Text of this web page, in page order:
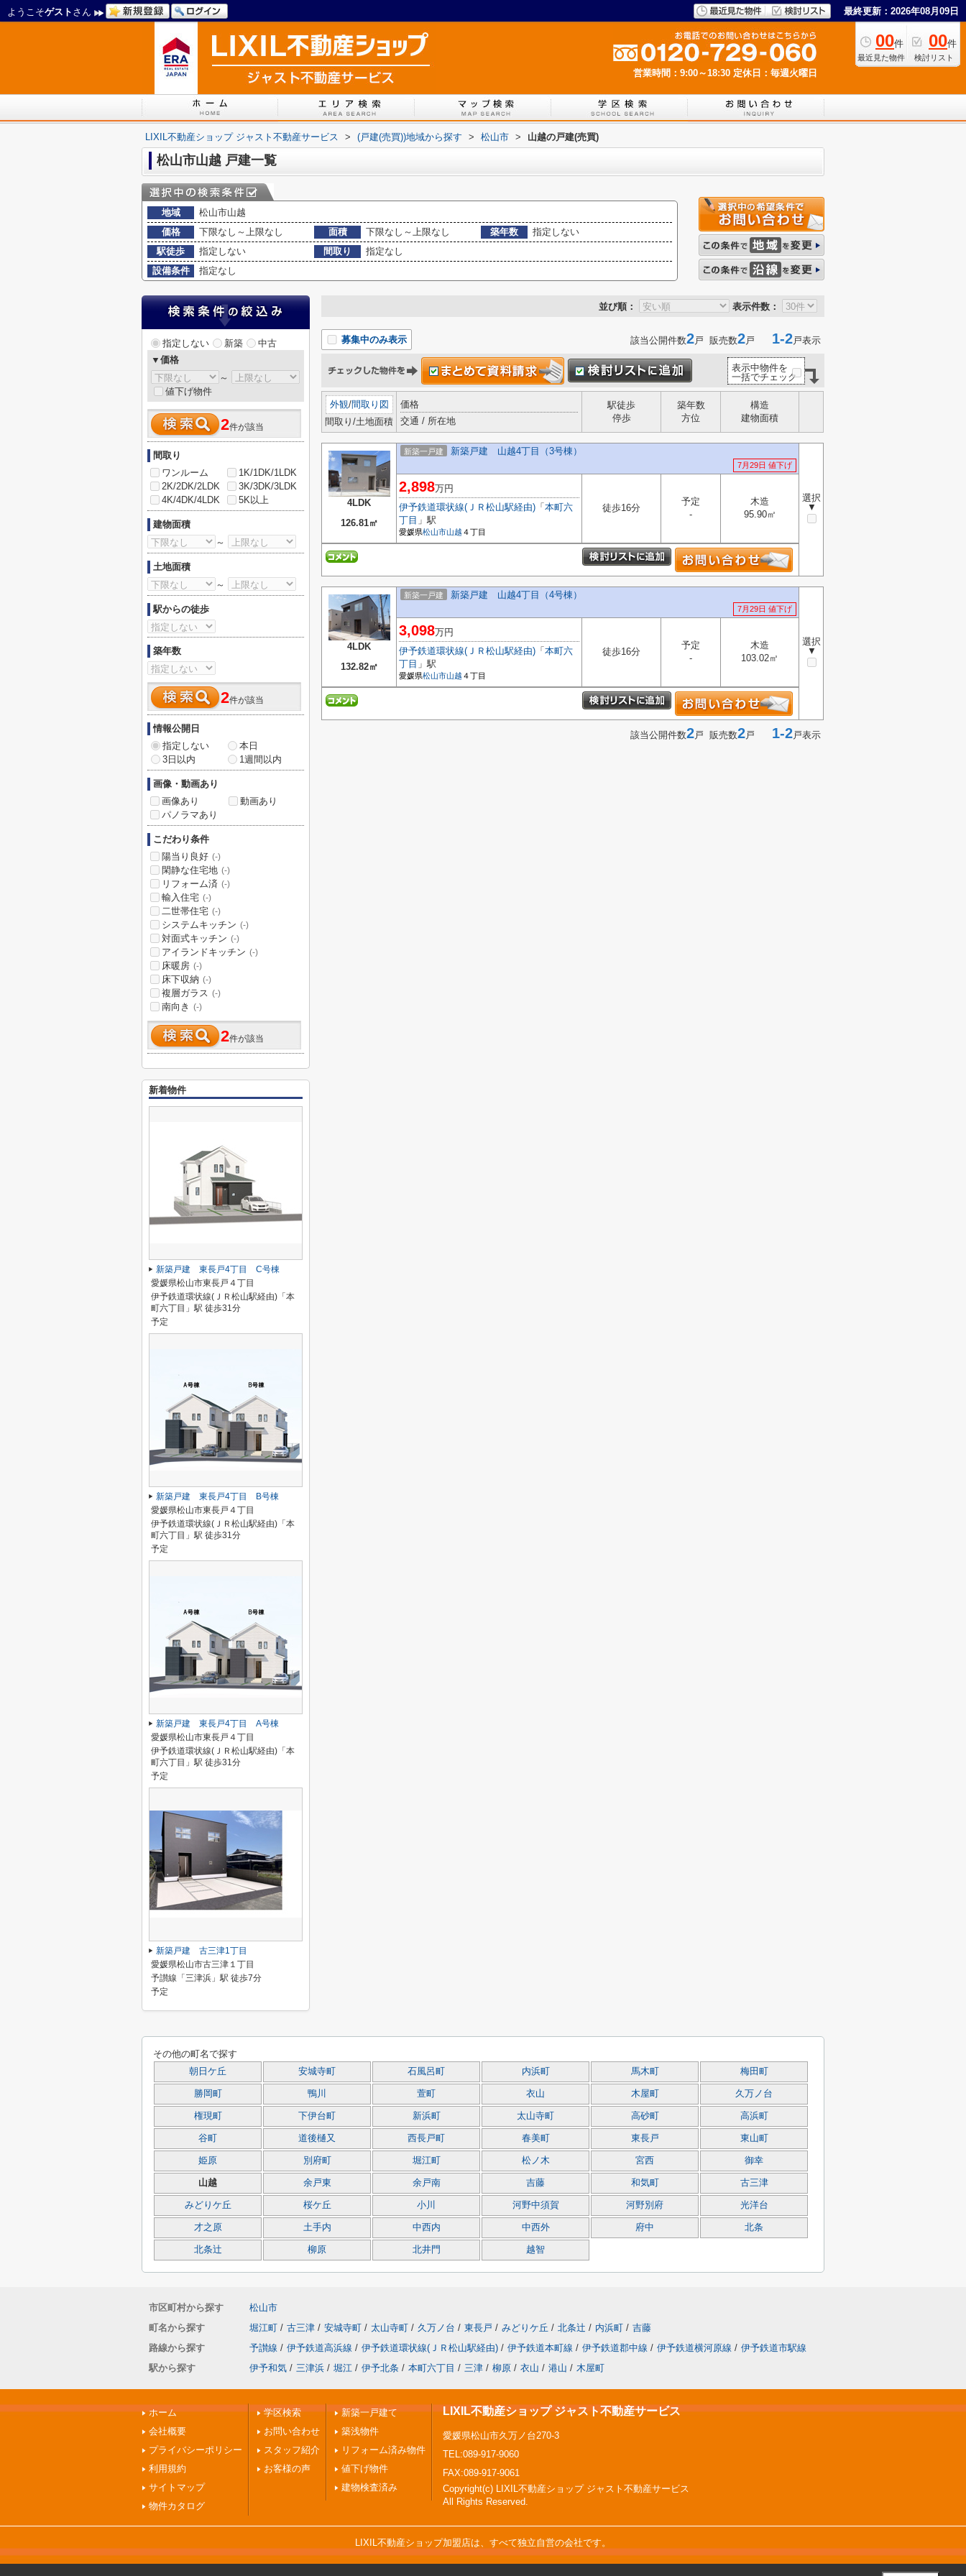
ようこそゲスト さん 最終更新：2026年08月09日
00件
最近見た物件
00件
検討リスト
営業時間：9:00～18:30 定休日：毎週火曜日
LIXIL不動産ショップ ジャスト不動産サービス > (戸建(売買))地域から探す > 松山市 > 山越の戸建(売買)
松山市山越 戸建一覧
地域
松山市山越
価格
下限なし～上限なし 面積 下限なし～上限なし 築年数
指定しない
駅徒歩
指定しない 間取り
指定なし
設備条件
指定なし
並び順： 表示件数：
募集中のみ表示 該当公開件数2戸 販売数2戸 1-2戸表示
表示中物件を
一括でチェック
外観/間取り図
間取り/土地面積
価格
交通 / 所在地
駅徒歩
停歩
築年数
方位
構造
建物面積
4LDK
126.81㎡
新築一戸建 新築戸建 山越4丁目（3号棟）
7月29日 値下げ
選択
▼
2,898万円
伊予鉄道環状線(ＪＲ松山駅経由) 「 本町六
丁目 」駅
愛媛県松山市山越 ４丁目
徒歩16分
予定
-
木造
95.90㎡
4LDK
132.82㎡
新築一戸建 新築戸建 山越4丁目（4号棟）
7月29日 値下げ
選択
▼
3,098万円
伊予鉄道環状線(ＪＲ松山駅経由) 「 本町六
丁目 」駅
愛媛県松山市山越 ４丁目
徒歩16分
予定
-
木造
103.02㎡
該当公開件数2戸 販売数2戸 1-2戸表示
指定しない 新築
中古
▼価格
～
値下げ物件
2件が該当
間取り
ワンルーム
1K/1DK/1LDK
2K/2DK/2LDK
3K/3DK/3LDK
4K/4DK/4LDK
5K以上
建物面積
～
土地面積
～
駅からの徒歩
築年数
2件が該当
情報公開日
指定しない
本日
3日以内
1週間以内
画像・動画あり
画像あり
動画あり
パノラマあり
こだわり条件
陽当り良好 (-)
閑静な住宅地 (-)
リフォーム済 (-)
輸入住宅 (-)
二世帯住宅 (-)
システムキッチン (-)
対面式キッチン (-)
アイランドキッチン (-)
床暖房 (-)
床下収納 (-)
複層ガラス (-)
南向き (-)
2件が該当
新着物件
新築戸建 東長戸4丁目 C号棟
愛媛県松山市東長戸４丁目
伊予鉄道環状線(ＪＲ松山駅経由)「本
町六丁目」駅 徒歩31分
予定
新築戸建 東長戸4丁目 B号棟
愛媛県松山市東長戸４丁目
伊予鉄道環状線(ＪＲ松山駅経由)「本
町六丁目」駅 徒歩31分
予定
新築戸建 東長戸4丁目 A号棟
愛媛県松山市東長戸４丁目
伊予鉄道環状線(ＪＲ松山駅経由)「本
町六丁目」駅 徒歩31分
予定
新築戸建 古三津1丁目
愛媛県松山市古三津１丁目
予讃線「三津浜」駅 徒歩7分
予定
その他の町名で探す
朝日ケ丘 安城寺町 石風呂町 内浜町 馬木町 梅田町
勝岡町 鴨川 萱町 衣山 木屋町 久万ノ台
権現町 下伊台町 新浜町 太山寺町 高砂町 高浜町
谷町 道後樋又 西長戸町 春美町 東長戸 東山町
姫原 別府町 堀江町 松ノ木 宮西 御幸
山越 余戸東 余戸南 吉藤 和気町 古三津
みどりケ丘 桜ケ丘 小川 河野中須賀 河野別府 光洋台
才之原 土手内 中西内 中西外 府中 北条
北条辻 柳原 北井門 越智
市区町村から探す
松山市
町名から探す
堀江町 / 古三津 / 安城寺町 / 太山寺町 / 久万ノ台 / 東長戸 / みどりケ丘 / 北条辻 / 内浜町 / 吉藤
路線から探す
予讃線 / 伊予鉄道高浜線 / 伊予鉄道環状線(ＪＲ松山駅経由) / 伊予鉄道本町線 / 伊予鉄道郡中線 / 伊予鉄道横河原線 / 伊予鉄道市駅線
駅から探す
伊予和気 / 三津浜 / 堀江 / 伊予北条 / 本町六丁目 / 三津 / 柳原 / 衣山 / 港山 / 木屋町
ホーム
会社概要
プライバシーポリシー
利用規約
サイトマップ
物件カタログ
学区検索
お問い合わせ
スタッフ紹介
お客様の声
新築一戸建て
築浅物件
リフォーム済み物件
値下げ物件
建物検査済み
LIXIL不動産ショップ ジャスト不動産サービス
愛媛県松山市久万ノ台270-3
TEL:089-917-9060
FAX:089-917-9061
Copyright(c) LIXIL不動産ショップ ジャスト不動産サービス
All Rights Reserved.
LIXIL不動産ショップ加盟店は、すべて独立自営の会社です。